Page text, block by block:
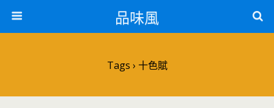
品味風
Tags › 十色賦